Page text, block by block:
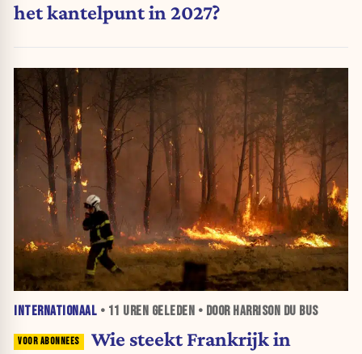
het kantelpunt in 2027?
INTERNATIONAAL • 11 UREN GELEDEN • DOOR HARRISON DU BUS
Wie steekt Frankrijk in